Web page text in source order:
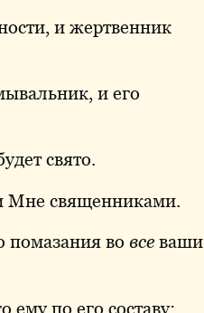
и жертвенник
и его
свято.
Мне священниками.
помазания во все ваши
ему по его составу;